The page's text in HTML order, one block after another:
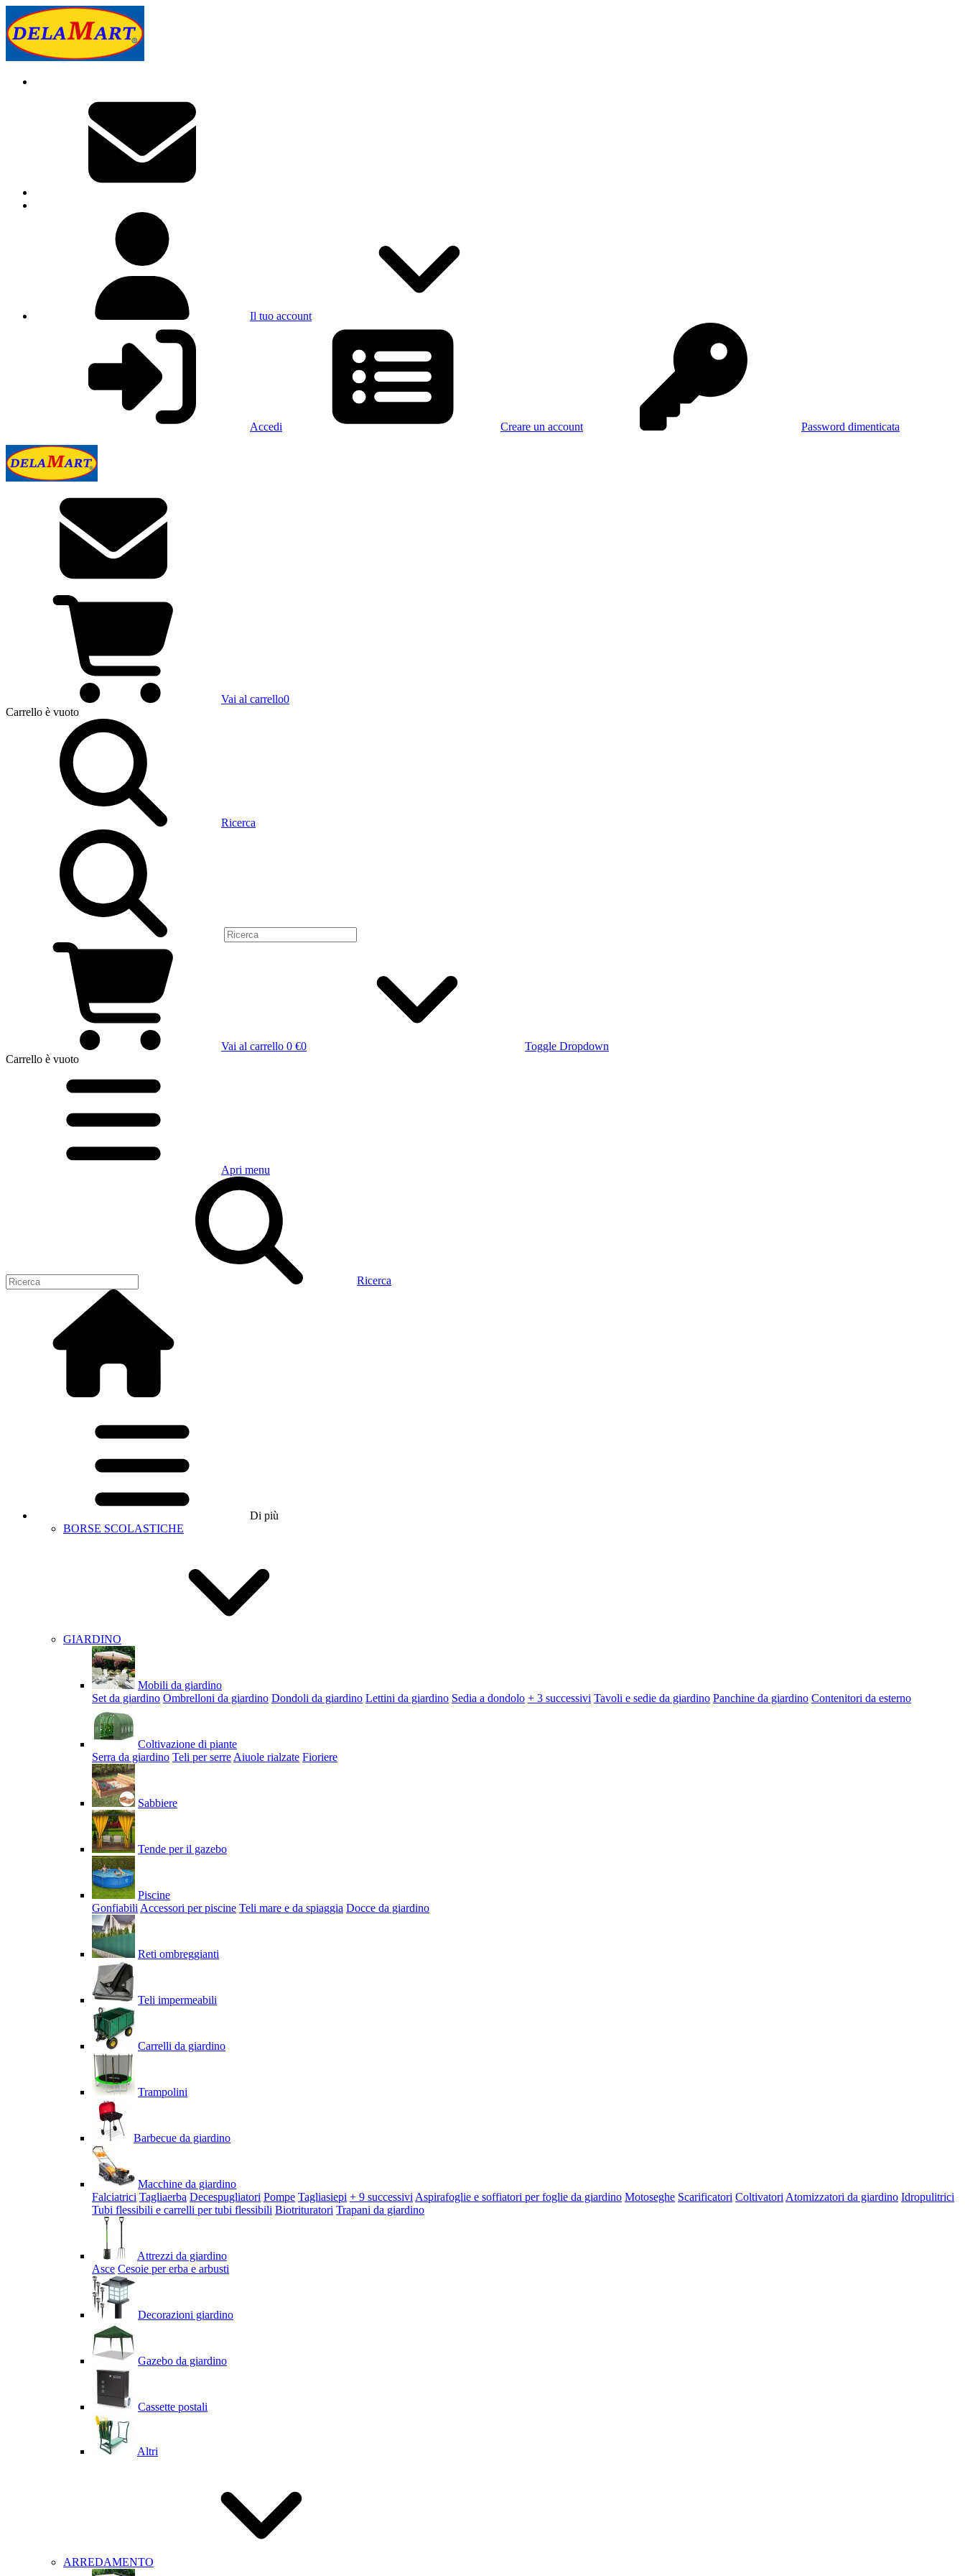
Il tuo account
Accedi Creare un account Password dimenticata
Vai al carrello0
Carrello è vuoto
Ricerca
Vai al carrello 0 €0
Toggle Dropdown
Carrello è vuoto
Apri menu
Ricerca
Di più
BORSE SCOLASTICHE
GIARDINO
Mobili da giardino
Set da giardino Ombrelloni da giardino Dondoli da giardino Lettini da giardino Sedia a dondolo + 3 successivi Tavoli e sedie da giardino Panchine da giardino Contenitori da esterno
Coltivazione di piante
Serra da giardino Teli per serre Aiuole rialzate Fioriere
Sabbiere
Tende per il gazebo
Piscine
Gonfiabili Accessori per piscine Teli mare e da spiaggia Docce da giardino
Reti ombreggianti
Teli impermeabili
Carrelli da giardino
Trampolini
Barbecue da giardino
Macchine da giardino
Falciatrici Tagliaerba Decespugliatori Pompe Tagliasiepi + 9 successivi Aspirafoglie e soffiatori per foglie da giardino Motoseghe Scarificatori Coltivatori Atomizzatori da giardino Idropulitrici
Tubi flessibili e carrelli per tubi flessibili Biotrituratori Trapani da giardino
Attrezzi da giardino
Asce Cesoie per erba e arbusti
Decorazioni giardino
Gazebo da giardino
Cassette postali
Altri
ARREDAMENTO